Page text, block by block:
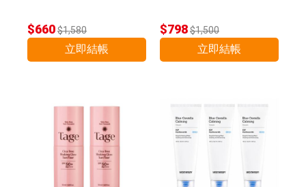
$660$1,580
立即結帳
$798$1,500
立即結帳